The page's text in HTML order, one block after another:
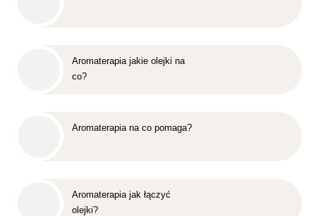
Aromaterapia jakie olejki na
co?
Aromaterapia na co pomaga?
Aromaterapia jak łączyć
olejki?